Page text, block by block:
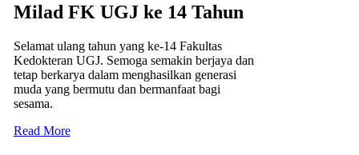
Milad FK UGJ ke 14 Tahun
Selamat ulang tahun yang ke-14 Fakultas
Kedokteran UGJ. Semoga semakin berjaya dan
tetap berkarya dalam menghasilkan generasi
muda yang bermutu dan bermanfaat bagi
sesama.
Read More